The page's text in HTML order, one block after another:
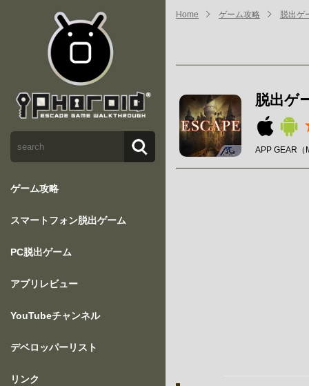
ゲーム攻略
スマートフォン脱出ゲーム
PC脱出ゲーム
アプリレビュー
YouTubeチャンネル
デベロッパーリスト
リンク
Home ゲーム攻略 脱出ゲ
脱出ゲ
APP GEAR（